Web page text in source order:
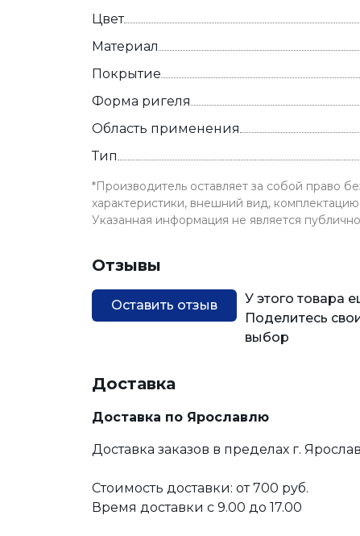
Цвет
Материал
Покрытие
Форма ригеля
Область применения
Тип
*Производитель оставляет за собой право
характеристики, внешний вид,
Указанная информация не является
Отзывы
Оставить отзыв
У этого товара
Поделитесь
выбор
Доставка
Доставка по Ярославлю
Доставка заказов в пределах г.
Стоимость доставки: от 700 руб.
Время доставки с 9.00 до 17.00